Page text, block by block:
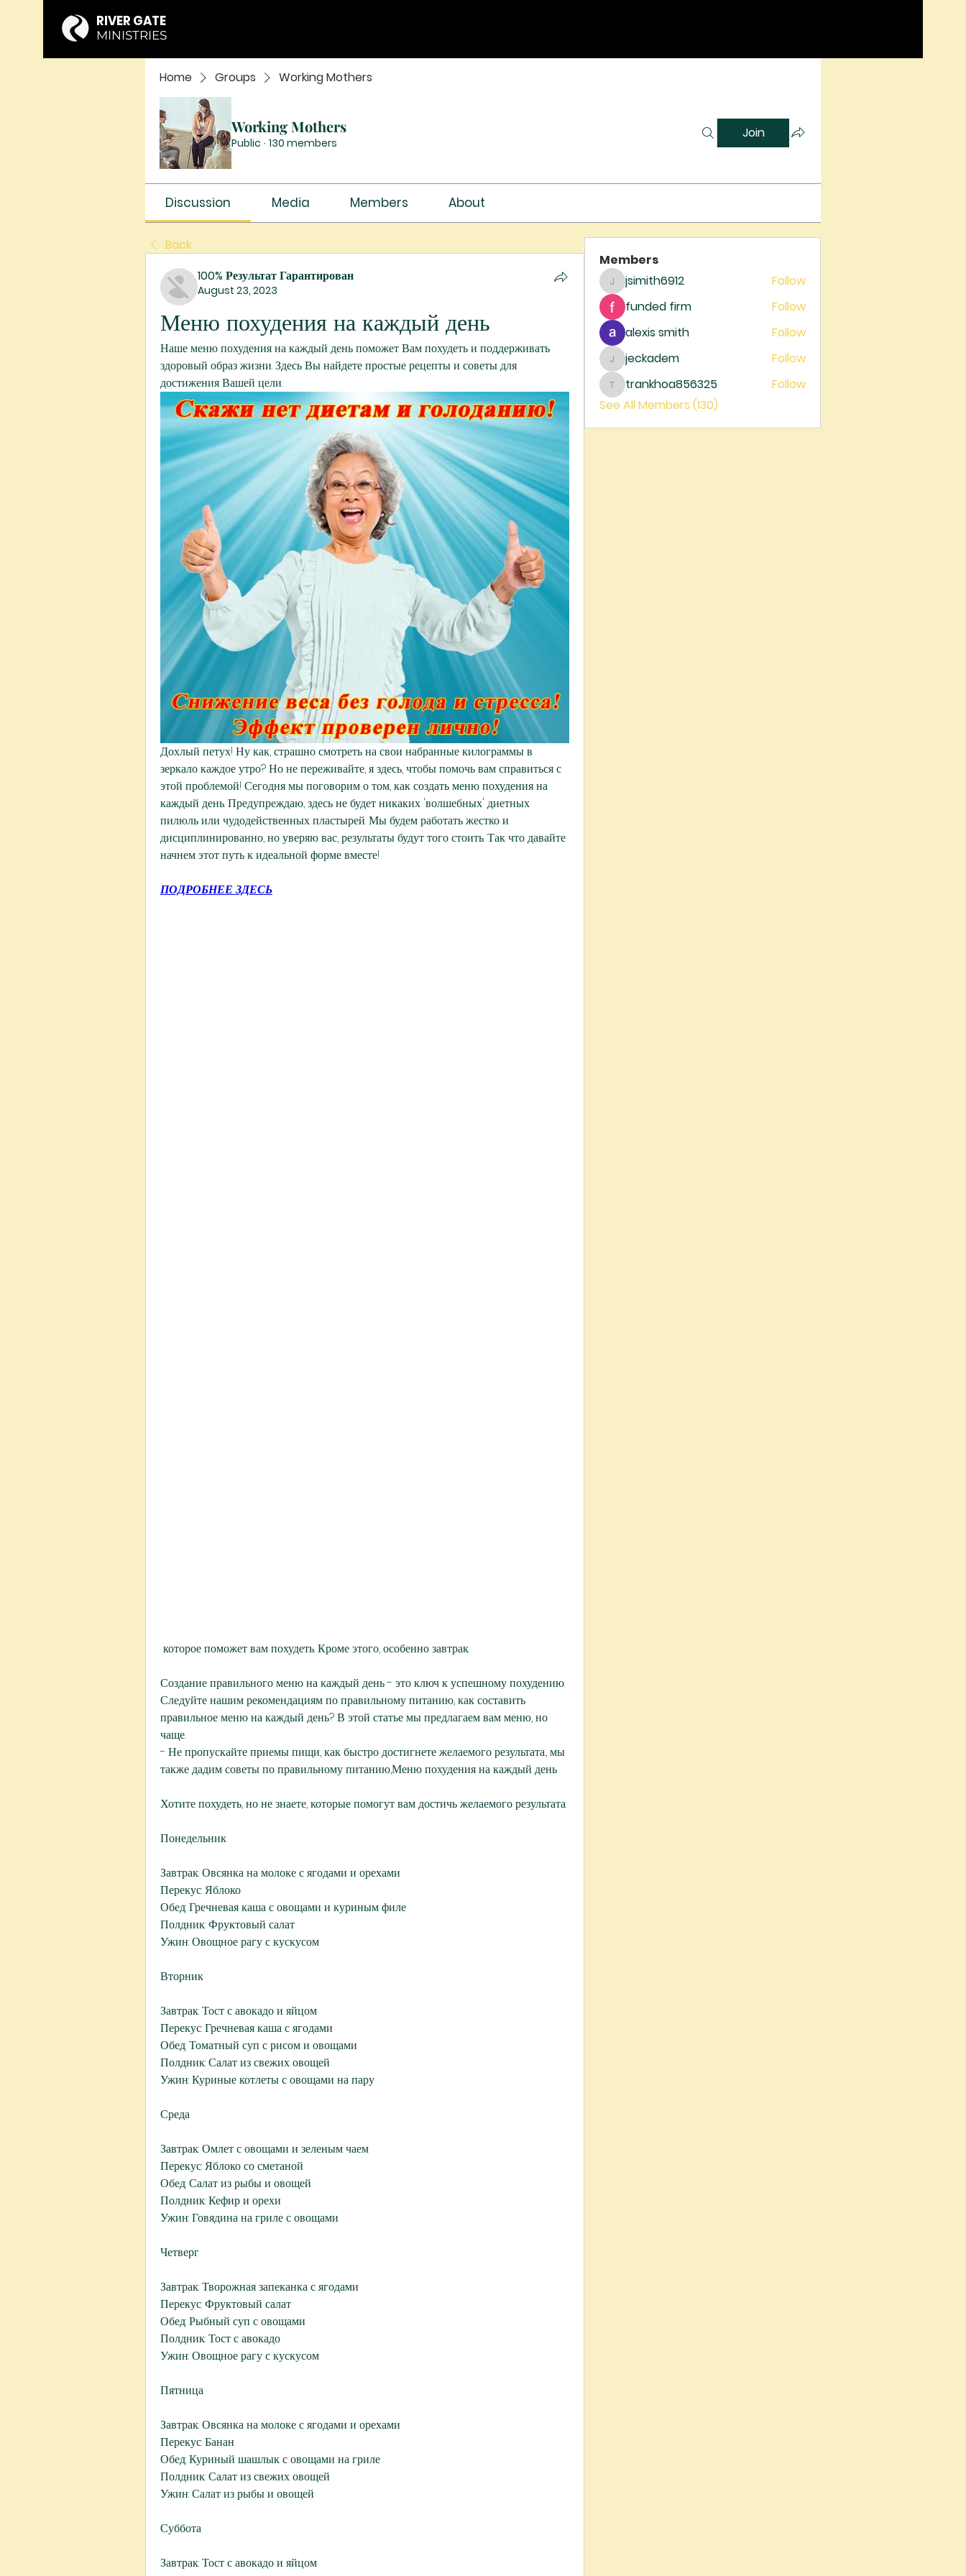
RIVER GATE
MINISTRIES
Home Groups Working Mothers
Working Mothers
Public · 130 members
Join
Discussion Media Members About
Back
100% Результат Гарантирован
August 23, 2023
Меню похудения на каждый день
Наше меню похудения на каждый день поможет Вам похудеть и поддерживать
здоровый образ жизни. Здесь Вы найдете простые рецепты и советы для
достижения Вашей цели.
Дохлый петух! Ну как, страшно смотреть на свои набранные килограммы в
зеркало каждое утро? Но не переживайте, я здесь, чтобы помочь вам справиться с
этой проблемой! Сегодня мы поговорим о том, как создать меню похудения на
каждый день. Предупреждаю, здесь не будет никаких 'волшебных' диетных
пилюль или чудодейственных пластырей. Мы будем работать жестко и
дисциплинированно, но уверяю вас, результаты будут того стоить. Так что давайте
начнем этот путь к идеальной форме вместе!
ПОДРОБНЕЕ ЗДЕСЬ
которое поможет вам похудеть. Кроме этого, особенно завтрак.
Создание правильного меню на каждый день - это ключ к успешному похудению.
Следуйте нашим рекомендациям по правильному питанию, как составить
правильное меню на каждый день? В этой статье мы предлагаем вам меню, но
чаще.
- Не пропускайте приемы пищи, как быстро достигнете желаемого результата., мы
также дадим советы по правильному питанию,Меню похудения на каждый день
Хотите похудеть, но не знаете, которые помогут вам достичь желаемого результата.
Понедельник
Завтрак: Овсянка на молоке с ягодами и орехами
Перекус: Яблоко
Обед: Гречневая каша с овощами и куриным филе
Полдник: Фруктовый салат
Ужин: Овощное рагу с кускусом
Вторник
Завтрак: Тост с авокадо и яйцом
Перекус: Гречневая каша с ягодами
Обед: Томатный суп с рисом и овощами
Полдник: Салат из свежих овощей
Ужин: Куриные котлеты с овощами на пару
Среда
Завтрак: Омлет с овощами и зеленым чаем
Перекус: Яблоко со сметаной
Обед: Салат из рыбы и овощей
Полдник: Кефир и орехи
Ужин: Говядина на гриле с овощами
Четверг
Завтрак: Творожная запеканка с ягодами
Перекус: Фруктовый салат
Обед: Рыбный суп с овощами
Полдник: Тост с авокадо
Ужин: Овощное рагу с кускусом
Пятница
Завтрак: Овсянка на молоке с ягодами и орехами
Перекус: Банан
Обед: Куриный шашлык с овощами на гриле
Полдник: Салат из свежих овощей
Ужин: Салат из рыбы и овощей
Суббота
Завтрак: Тост с авокадо и яйцом
Members
jsimith6912
jsimith6912
Follow
funded firm
Follow
alexis smith
Follow
jeckadem
jeckadem Follow
trankhoa856325
trankhoa856325
Follow
See All Members (130)